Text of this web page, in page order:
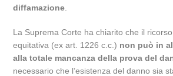
diffamazione
La Suprema Corte ha chiarito che il
equitativa (ex art. 1226 c.c.) non può in
alla totale mancanza della prova del
necessario che l’esistenza del danno sia